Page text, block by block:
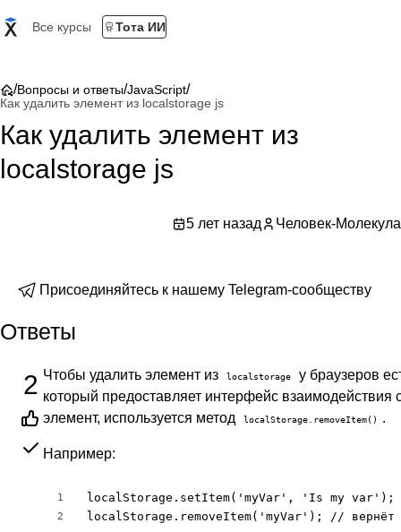
Все курсы Тота ИИ
/Вопросы и ответы/JavaScript/
Как удалить элемент из localstorage js
Как удалить элемент из
localstorage js
5 лет назад Человек-Молекула
Присоединяйтесь к нашему Telegram-сообществу
Ответы
2 Чтобы удалить элемент из localstorage
у браузеров
который предоставляет интерфейс
элемент, используется метод
localStorage.removeItem() .
Например:
1
2
localStorage.setItem('myVar', 'Is my var');
localStorage.removeItem('myVar'); // вернёт